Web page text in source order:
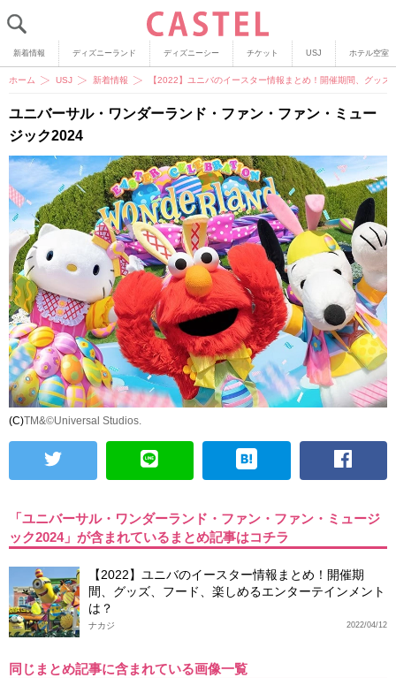
新着情報 ディズニーランド ディズニーシー チケット USJ ホテル空室
ホーム USJ 新着情報 【2022】ユニバのイースター情報まとめ！開催期間、グッ
ユニバーサル・ワンダーランド・ファン・ファン・ミュー
ジック2024
(C)TM&©Universal Studios.
「ユニバーサル・ワンダーランド・ファン・ファン・ミュージ
ック2024」が含まれているまとめ記事はコチラ
【2022】ユニバのイースター情報まとめ！開催期
間、グッズ、フード、楽しめるエンターテインメント
は？
2022/04/12
ナカジ
同じまとめ記事に含まれている画像一覧